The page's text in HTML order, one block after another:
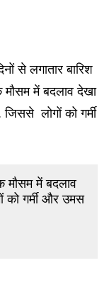
से लगातार बारिश
मौसम में बदलाव देखा
लोगों को गर्मी
मौसम में बदलाव
को गर्मी और उमस